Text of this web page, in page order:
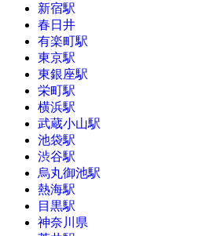
新宿駅
春日井
有楽町駅
東京駅
東銀座駅
栄町駅
横浜駅
武蔵小山駅
池袋駅
渋谷駅
烏丸御池駅
熱海駅
目黒駅
神奈川県